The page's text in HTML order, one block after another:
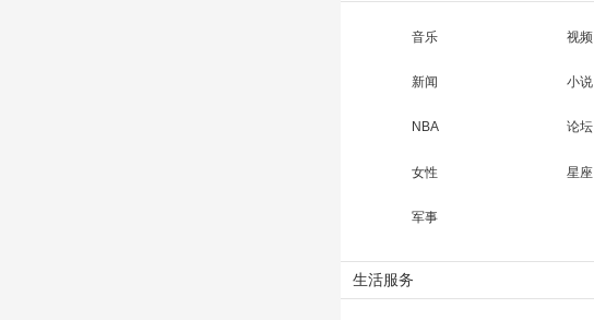
音乐 视频
新闻 小说
NBA 论坛
女性 星座
军事
生活服务